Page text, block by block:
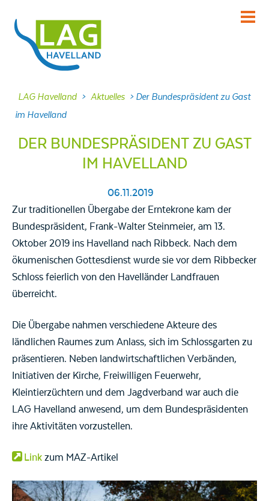
KENNENLERNEN
INFORMIEREN
Projekte
DABEI SEIN
NACHLESEN
Dokumente
FRAGEN
Kontakt
LAG Havelland > Aktuelles > Der Bundespräsident zu Gast
im Havelland
DER BUNDESPRÄSIDENT ZU GAST
IM HAVELLAND
06.11.2019
Zur traditionellen Übergabe der Erntekrone kam der
Bundespräsident, Frank-Walter Steinmeier, am 13.
Oktober 2019 ins Havelland nach Ribbeck. Nach dem
ökumenischen Gottesdienst wurde sie vor dem Ribbecker
Schloss feierlich von den Havelländer Landfrauen
überreicht.
Die Übergabe nahmen verschiedene Akteure des
ländlichen Raumes zum Anlass, sich im Schlossgarten zu
präsentieren. Neben landwirtschaftlichen Verbänden,
Initiativen der Kirche, Freiwilligen Feuerwehr,
Kleintierzüchtern und dem Jagdverband war auch die
LAG Havelland anwesend, um dem Bundespräsidenten
ihre Aktivitäten vorzustellen.
Link zum MAZ-Artikel